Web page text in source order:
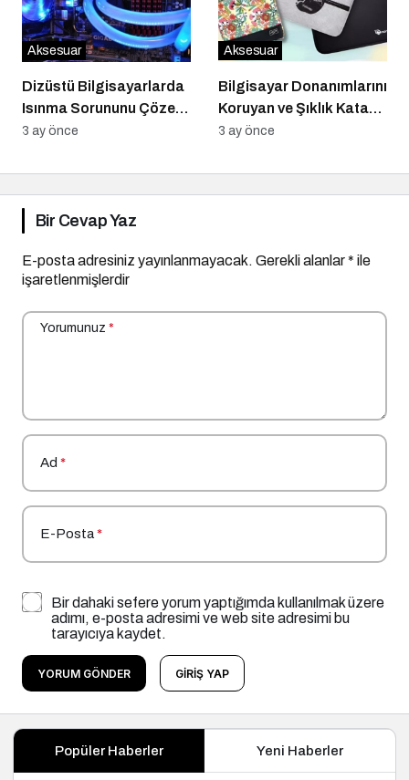
Dizüstü Bilgisayarlarda
Isınma Sorununu Çözen
Gelişmiş Soğutucu
Aksesuar
3 ay önce
Bilgisayar Donanımlarını
Koruyan ve Şıklık Katan
Ergonomik Kılıf
Aksesuar
3 ay önce
Bir Cevap Yaz
E-posta adresiniz yayınlanmayacak. Gerekli alanlar* ile
işaretlenmişlerdir
Yorumunuz *
Ad *
E-Posta*
Bir dahaki sefere yorum yaptığımda kullanılmak üzere
adımı, e-posta adresimi ve web site adresimi bu
tarayıcıya kaydet.
YORUM GÖNDER GIRIŞ YAP
Popüler Haberler Yeni Haberler